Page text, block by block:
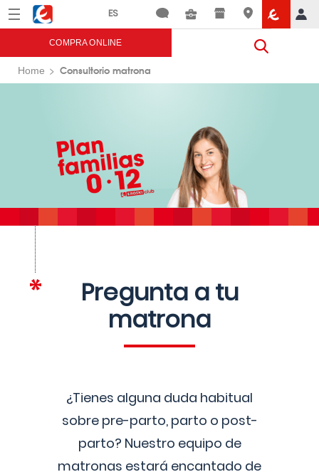
Menú Eroski
COMPRA ONLINE
Home Consultorio matrona
Pregunta a tu
matrona
¿Tienes alguna duda habitual
sobre pre-parto, parto o post-
parto? Nuestro equipo de
matronas estará encantado de